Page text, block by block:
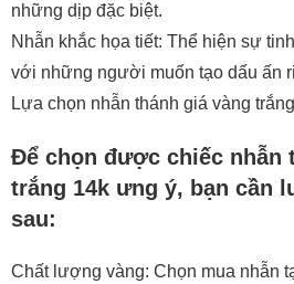
những dịp đặc biệt.
Nhẫn khắc họa tiết: Thể hiện sự
với những người muốn tạo dấu ấn
Lựa chọn nhẫn thánh giá vàng
Để chọn được chiếc nhẫn
trắng 14k ưng ý, bạn cần
sau:
Chất lượng vàng: Chọn mua nhẫn